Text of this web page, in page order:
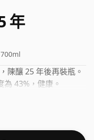
年
700ml
陳釀 25 年後再裝瓶。
43%，健康。